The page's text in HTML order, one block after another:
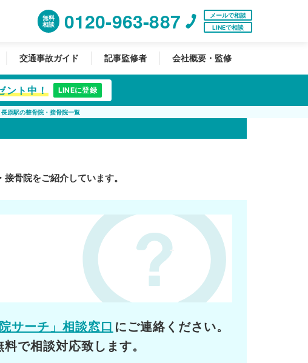
無料
相談
0120-963-887
メールで相談
LINEで相談
交通事故ガイド 記事監修者 会社概要・監修
ント中！ LINEに登録
長原駅の整骨院・接骨院一覧
骨院をご紹介しています。
サーチ」相談窓口 にご連絡ください。
で相談対応致します。